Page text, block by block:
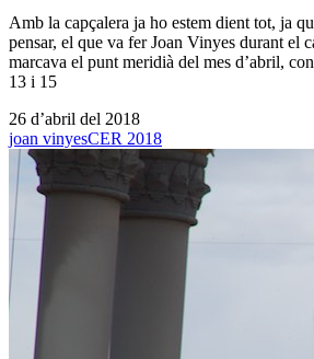
Amb la capçalera ja ho estem dient tot, ja
pensar, el que va fer Joan Vinyes durant el
marcava el punt meridià del mes d’abril,
13 i 15
26 d’abril del 2018
joan vinyesCER 2018